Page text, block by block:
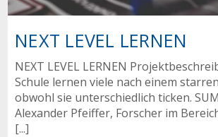
NEXT LEVEL LERNEN
NEXT LEVEL LERNEN
Schule lernen viele nach einem
obwohl sie unterschiedlich ticken.
Alexander Pfeiffer, Forscher im
[...]